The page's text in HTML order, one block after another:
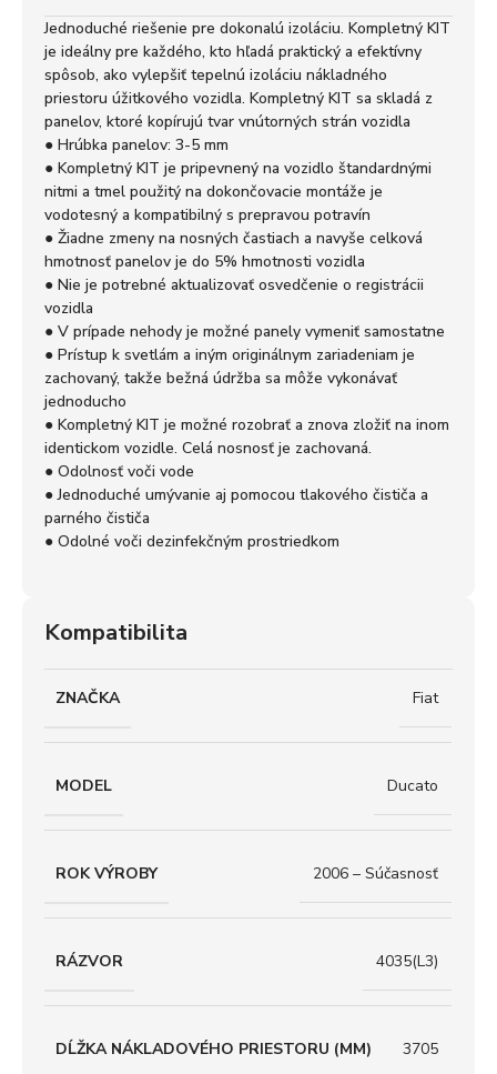
Jednoduché riešenie pre dokonalú izoláciu. Kompletný KIT
je ideálny pre každého, kto hľadá praktický a efektívny
spôsob, ako vylepšiť tepelnú izoláciu nákladného
priestoru úžitkového vozidla. Kompletný KIT sa skladá z
panelov, ktoré kopírujú tvar vnútorných strán vozidla
● Hrúbka panelov: 3-5 mm
● Kompletný KIT je pripevnený na vozidlo štandardnými
nitmi a tmel použitý na dokončovacie montáže je
vodotesný a kompatibilný s prepravou potravín
● Žiadne zmeny na nosných častiach a navyše celková
hmotnosť panelov je do 5% hmotnosti vozidla
● Nie je potrebné aktualizovať osvedčenie o registrácii
vozidla
● V prípade nehody je možné panely vymeniť samostatne
● Prístup k svetlám a iným originálnym zariadeniam je
zachovaný, takže bežná údržba sa môže vykonávať
jednoducho
● Kompletný KIT je možné rozobrať a znova zložiť na inom
identickom vozidle. Celá nosnosť je zachovaná.
● Odolnosť voči vode
● Jednoduché umývanie aj pomocou tlakového čističa a
parného čističa
● Odolné voči dezinfekčným prostriedkom
Kompatibilita
ZNAČKA Fiat
MODEL Ducato
ROK VÝROBY 2006 – Súčasnosť
RÁZVOR 4035(L3)
DĹŽKA NÁKLADOVÉHO PRIESTORU (MM) 3705